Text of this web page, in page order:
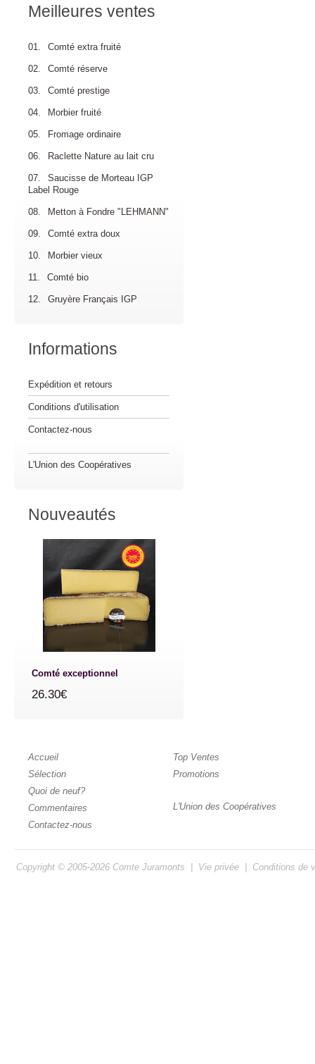
Meilleures ventes
01. Comté extra fruité
02. Comté réserve
03. Comté prestige
04. Morbier fruité
05. Fromage ordinaire
06. Raclette Nature au lait cru
07.
Saucisse de Morteau IGP
Label Rouge
08. Metton à Fondre "LEHMANN"
09. Comté extra doux
10. Morbier vieux
11. Comté bio
12. Gruyère Français IGP
Informations
Expédition et retours
Conditions d'utilisation
Contactez-nous
L'Union des Coopératives
Nouveautés
Comté exceptionnel
26.30€
Accueil
Sélection
Quoi de neuf?
Commentaires
Contactez-nous
Top Ventes
Promotions
L'Union des Coopératives
Copyright © 2005-2026 Comte Juramonts Vie privée Conditions de